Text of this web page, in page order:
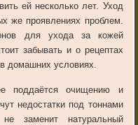
ей несколько лет. Уход
же проявлениях проблем.
для ухода за кожей
забывать и о рецептах
домашних условиях.
поддаётся очищению и
недостатки под тоннами
заменит натуральный